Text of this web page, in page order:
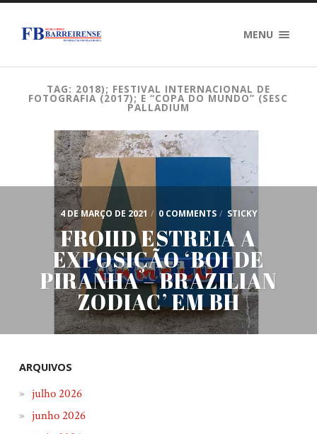
MENU
TAG: 2018); FESTIVAL INTERNACIONAL DE
FOTOGRAFIA (2017); E “COPA DO MUNDO” (SESC
PALLADIUM
4 DE MARÇO DE 2021 / 0 COMMENTS / STICKY
FROIID ESTREIA A
EXPOSIÇÃO ‘BOI DE
PIRANHA – BRAZILIAN
ZODIAC’ EM BH
ARQUIVOS
julho 2026
junho 2026